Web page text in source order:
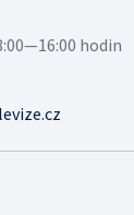
hodin